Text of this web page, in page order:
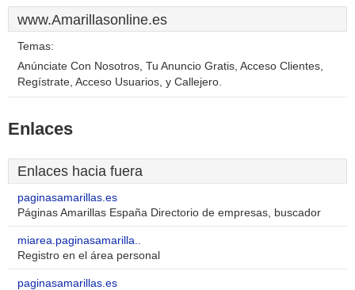
www.Amarillasonline.es
Temas:
Anúnciate Con Nosotros, Tu Anuncio Gratis, Acceso Clientes,
Regístrate, Acceso Usuarios, y Callejero.
Enlaces
Enlaces hacia fuera
paginasamarillas.es
Páginas Amarillas España Directorio de empresas, buscador
miarea.paginasamarilla..
Registro en el área personal
paginasamarillas.es